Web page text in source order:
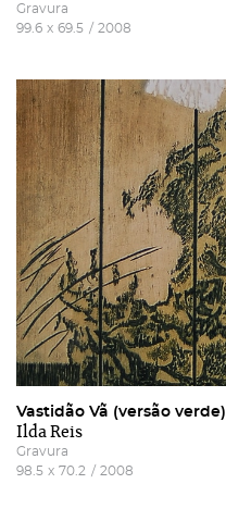
Gravura
99.6 x 69.5 / 2008
Vastidão Vã (versão verde)
Ilda Reis
Gravura
98.5 x 70.2 / 2008